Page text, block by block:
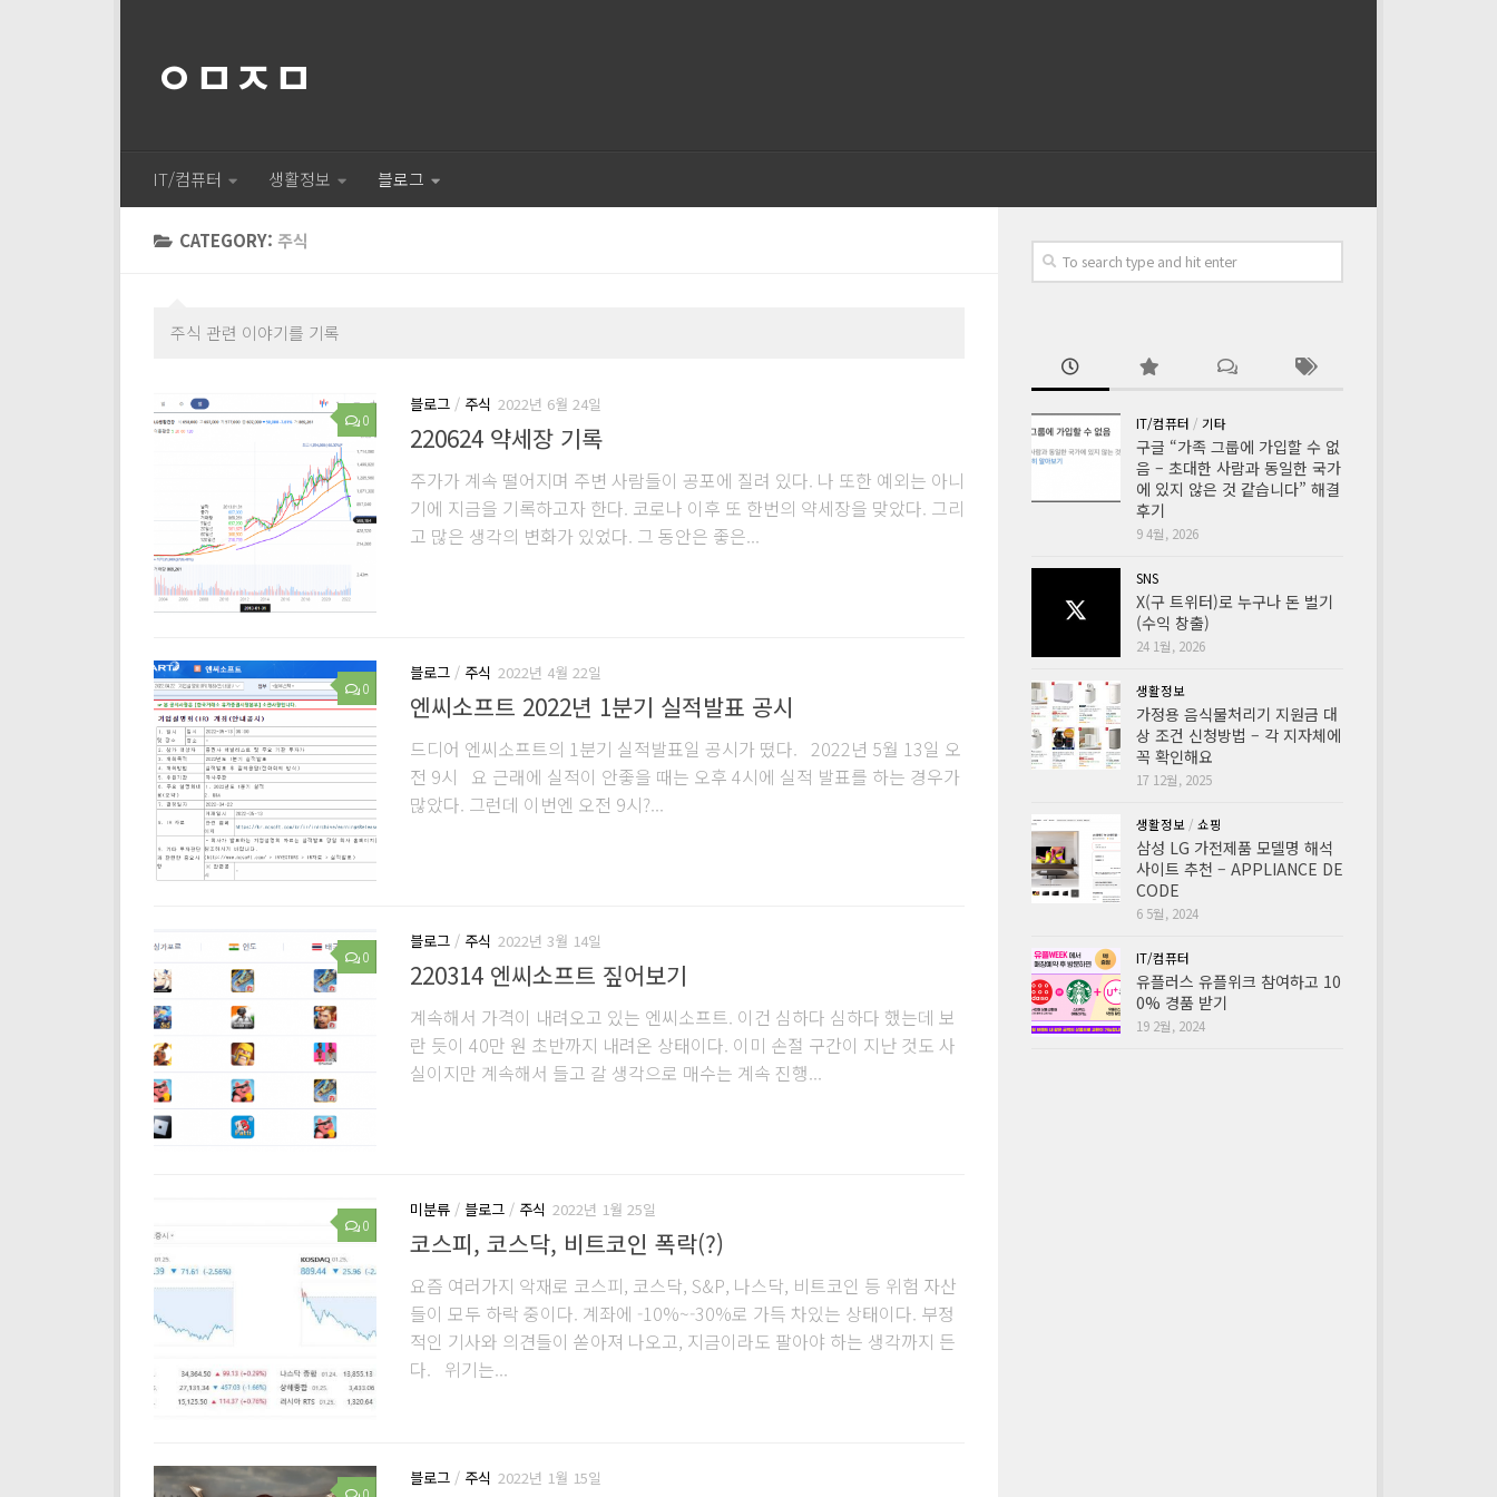
ㅇㅁㅈㅁ
IT/컴퓨터 생활정보 블로그
CATEGORY: 주식
주식 관련 이야기를 기록
0
블로그 / 주식 2022년 6월 24일
220624 약세장 기록
주가가 계속 떨어지며 주변 사람들이 공포에 질려 있다. 나 또한 예외는 아니
기에 지금을 기록하고자 한다. 코로나 이후 또 한번의 약세장을 맞았다. 그리
고 많은 생각의 변화가 있었다. 그 동안은 좋은...
0
블로그 / 주식 2022년 4월 22일
엔씨소프트 2022년 1분기 실적발표 공시
드디어 엔씨소프트의 1분기 실적발표일 공시가 떴다. 2022년 5월 13일 오
전 9시 요 근래에 실적이 안좋을 때는 오후 4시에 실적 발표를 하는 경우가
많았다. 그런데 이번엔 오전 9시?...
0
블로그 / 주식 2022년 3월 14일
220314 엔씨소프트 짚어보기
계속해서 가격이 내려오고 있는 엔씨소프트. 이건 심하다 심하다 했는데 보
란 듯이 40만 원 초반까지 내려온 상태이다. 이미 손절 구간이 지난 것도 사
실이지만 계속해서 들고 갈 생각으로 매수는 계속 진행...
0
미분류 / 블로그 / 주식 2022년 1월 25일
코스피, 코스닥, 비트코인 폭락(?)
요즘 여러가지 악재로 코스피, 코스닥, S&P, 나스닥, 비트코인 등 위험 자산
들이 모두 하락 중이다. 계좌에 -10%~-30%로 가득 차있는 상태이다. 부정
적인 기사와 의견들이 쏟아져 나오고, 지금이라도 팔아야 하는 생각까지 든
다. 위기는...
0
블로그 / 주식 2022년 1월 15일
IT/컴퓨터 / 기타
구글 “가족 그룹에 가입할 수 없
음 – 초대한 사람과 동일한 국가
에 있지 않은 것 같습니다” 해결
후기
9 4월, 2026
SNS
X(구 트위터)로 누구나 돈 벌기
(수익 창출)
24 1월, 2026
생활정보
가정용 음식물처리기 지원금 대
상 조건 신청방법 – 각 지자체에
꼭 확인해요
17 12월, 2025
생활정보 / 쇼핑
삼성 LG 가전제품 모델명 해석
사이트 추천 – APPLIANCE DE
CODE
6 5월, 2024
IT/컴퓨터
유플러스 유플위크 참여하고 10
0% 경품 받기
19 2월, 2024